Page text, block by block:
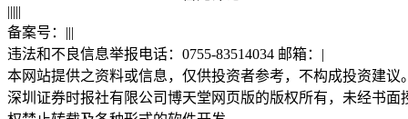
|||||
备案号： |||
违法和不良信息举报电话：0755-83514034 邮箱： |
本网站提供之资料或信息，仅供投资者参考，不构成投资建议
深圳证券时报社有限公司博天堂网页版的版权所有，未经书面